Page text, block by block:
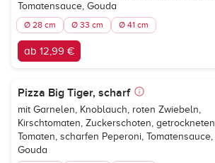
Tomatensauce, Gouda
Ø 28 cm Ø 33 cm Ø 41 cm
ab 12,99 €
Pizza Big Tiger, scharf
mit Garnelen, Knoblauch, roten Zwiebeln,
Kirschtomaten, Zuckerschoten, getrockneten
Tomaten, scharfen Peperoni, Tomatensauce,
Gouda